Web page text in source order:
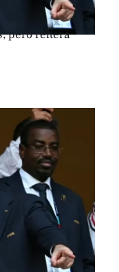
pero reitera